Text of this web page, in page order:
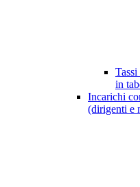
in
Incarichi
(dirigenti e